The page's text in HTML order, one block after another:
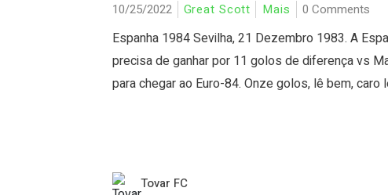
10/25/2022 Great Scott Mais 0 Comments
Espanha 1984 Sevilha, 21 Dezembro 1983. A
precisa de ganhar por 11 golos de diferença vs
para chegar ao Euro-84. Onze golos, lê bem, caro
Tovar FC